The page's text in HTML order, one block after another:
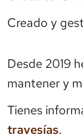
Creado y
Desde 2019
mantener y
Tienes
travesías.